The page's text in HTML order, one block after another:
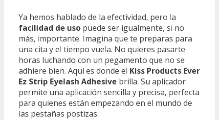
Ya hemos hablado de la efectividad, pero la
facilidad de uso puede ser igualmente, si no
más, importante. Imagina que te preparas para
una cita y el tiempo vuela. No quieres pasarte
horas luchando con un pegamento que no se
adhiere bien. Aquí es donde el Kiss Products Ever
Ez Strip Eyelash Adhesive brilla. Su aplicador
permite una aplicación sencilla y precisa, perfecta
para quienes están empezando en el mundo de
las pestañas postizas.